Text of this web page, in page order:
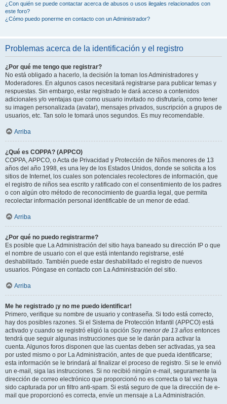
¿Con quién se puede contactar acerca de abusos o usos ilegales relacionados con
este foro?
¿Cómo puedo ponerme en contacto con un Administrador?
Problemas acerca de la identificación y el registro
¿Por qué me tengo que registrar?
No está obligado a hacerlo, la decisión la toman los Administradores y
Moderadores. En algunos casos necesitará registrarse para publicar temas y
respuestas. Sin embargo, estar registrado le dará acceso a contenidos
adicionales y/o ventajas que como usuario invitado no disfrutaría, como tener
su imagen personalizada (avatar), mensajes privados, suscripción a grupos de
usuarios, etc. Tan solo le tomará unos segundos. Es muy recomendable.
Arriba
¿Qué es COPPA? (APPCO)
COPPA, APPCO, o Acta de Privacidad y Protección de Niños menores de 13
años del año 1998, es una ley de los Estados Unidos, donde se solicita a los
sitios de Internet, los cuales son potenciales recolectores de información, que
el registro de niños sea escrito y ratificado con el consentimiento de los padres
o con algún otro método de reconocimiento de guardia legal, que permita
recolectar información personal identificable de un menor de edad.
Arriba
¿Por qué no puedo registrarme?
Es posible que La Administración del sitio haya baneado su dirección IP o que
el nombre de usuario con el que está intentando registrarse, esté
deshabilitado. También puede estar deshabilitado el registro de nuevos
usuarios. Póngase en contacto con La Administración del sitio.
Arriba
Me he registrado ¡y no me puedo identificar!
Primero, verifique su nombre de usuario y contraseña. Si todo está correcto,
hay dos posibles razones. Si el Sistema de Protección Infantil (APPCO) está
activado y cuando se registró eligió la opción Soy menor de 13 años entonces
tendrá que seguir algunas instrucciones que se le darán para activar la
cuenta. Algunos foros disponen que las cuentas deben ser activadas, ya sea
por usted mismo o por La Administración, antes de que pueda identificarse;
esta información se le brindará al finalizar el proceso de registro. Si se le envió
un e-mail, siga las instrucciones. Si no recibió ningún e-mail, seguramente la
dirección de correo electrónico que proporcionó no es correcta o tal vez haya
sido capturada por un filtro anti-spam. Si está seguro de que la dirección de e-
mail que proporcionó es correcta, envíe un mensaje a La Administración.